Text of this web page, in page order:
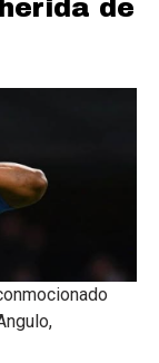
de